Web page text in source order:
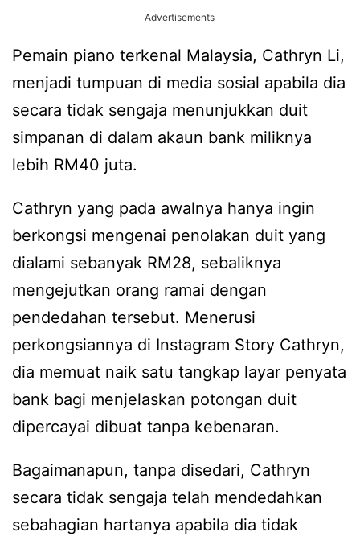
Advertisements
Pemain piano terkenal Malaysia, Cathryn Li,
menjadi tumpuan di media sosial apabila dia
secara tidak sengaja menunjukkan duit
simpanan di dalam akaun bank miliknya
lebih RM40 juta.
Cathryn yang pada awalnya hanya ingin
berkongsi mengenai penolakan duit yang
dialami sebanyak RM28, sebaliknya
mengejutkan orang ramai dengan
pendedahan tersebut. Menerusi
perkongsiannya di Instagram Story Cathryn,
dia memuat naik satu tangkap layar penyata
bank bagi menjelaskan potongan duit
dipercayai dibuat tanpa kebenaran.
Bagaimanapun, tanpa disedari, Cathryn
secara tidak sengaja telah mendedahkan
sebahagian hartanya apabila dia tidak